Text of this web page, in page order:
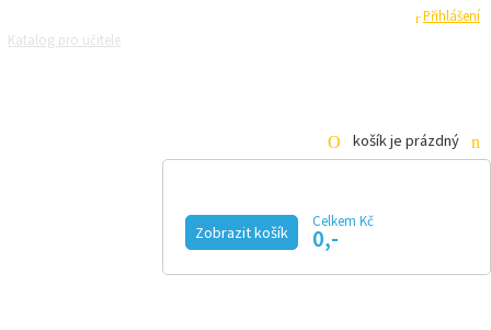
Přihlášení
Katalog pro učitele
košík je prázdný
Zobrazit košík
Celkem Kč
0,-